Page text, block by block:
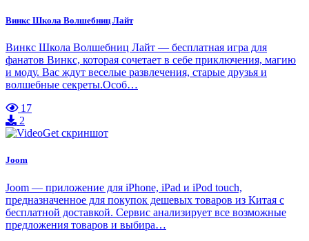
Винкс Школа Волшебниц Лайт
Винкс Школа Волшебниц Лайт — бесплатная игра для
фанатов Винкс, которая сочетает в себе приключения, магию
и моду. Вас ждут веселые развлечения, старые друзья и
волшебные секреты.Особ…
17
2
Joom
Joom — приложение для iPhone, iPad и iPod touch,
предназначенное для покупок дешевых товаров из Китая с
бесплатной доставкой. Сервис анализирует все возможные
предложения товаров и выбира…